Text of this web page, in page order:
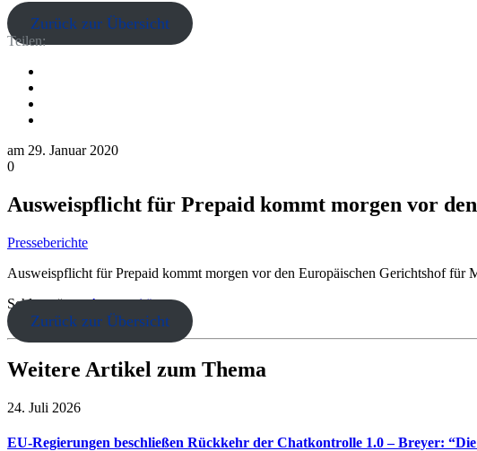
Zurück zur Übersicht
Teilen:
am 29. Januar 2020
0
Ausweispflicht für Prepaid kommt morgen vor
Presseberichte
Ausweispflicht für Prepaid kommt morgen vor den Europäischen Gerichtshof für
Schlagwörter:Anonymität
Zurück zur Übersicht
Weitere Artikel zum Thema
24. Juli 2026
EU-Regierungen beschließen Rückkehr der Chatkontrolle 1.0 – Breyer: